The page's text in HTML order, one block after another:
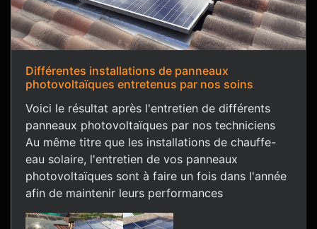
Différentes installations de panneaux
photovoltaïques entretenus par nos soins
Voici le résultat après l'entretien de différents
panneaux photovoltaïques par nos techniciens
Au même titre que les installations de chauffe-
eau solaire, l'entretien de vos panneaux
photovoltaïques sont à faire un fois dans l'année
afin de maintenir leurs performances